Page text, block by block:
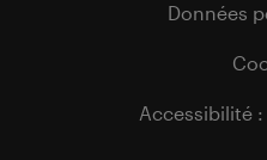
Données
Accessibilité